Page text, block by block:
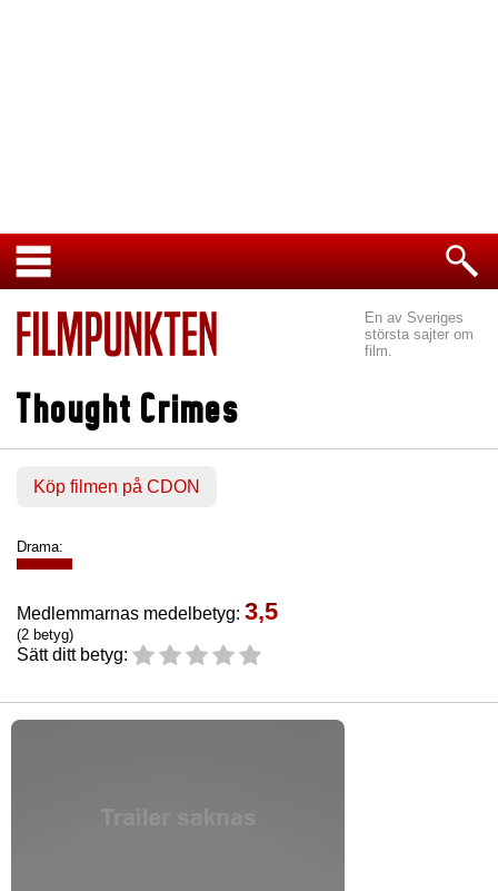
En av Sveriges
största sajter om
film.
Thought Crimes
Köp filmen på CDON
Drama:
Medlemmarnas medelbetyg: 3,5
(2 betyg)
Sätt ditt betyg: